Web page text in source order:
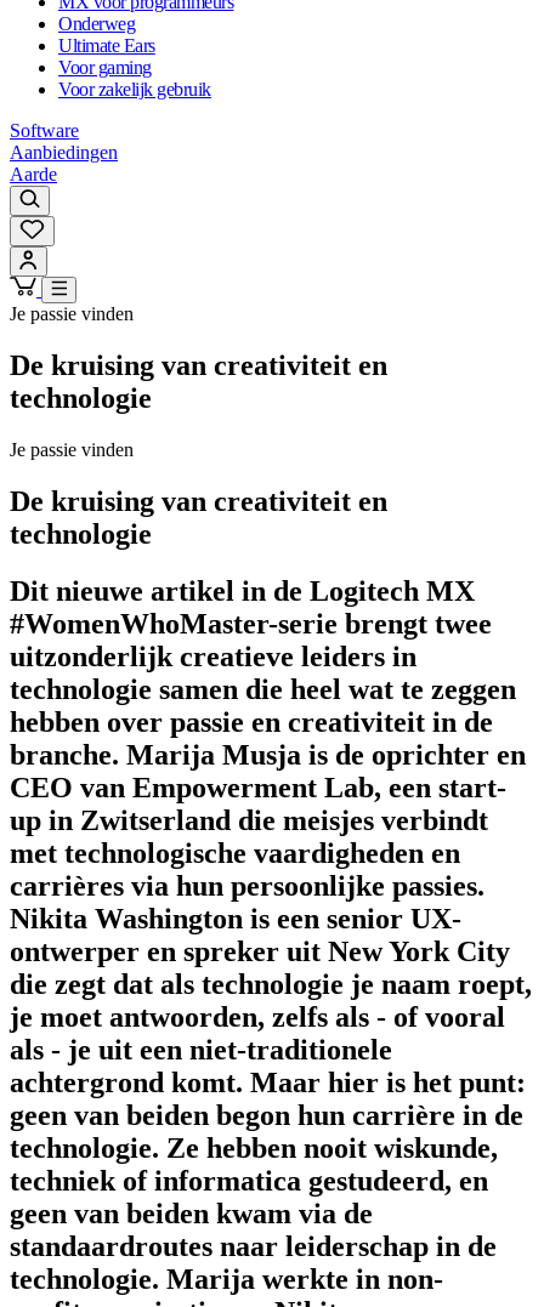
Onderweg
Ultimate Ears
Voor gaming
Voor zakelijk gebruik
Software
Aanbiedingen
Aarde
Je passie vinden
De kruising van creativiteit en
technologie
Je passie vinden
De kruising van creativiteit en
technologie
Dit nieuwe artikel in de Logitech MX
#WomenWhoMaster-serie brengt twee
uitzonderlijk creatieve leiders in
technologie samen die heel wat te zeggen
hebben over passie en creativiteit in de
branche. Marija Musja is de oprichter en
CEO van Empowerment Lab, een start-
up in Zwitserland die meisjes verbindt
met technologische vaardigheden en
carrières via hun persoonlijke passies.
Nikita Washington is een senior UX-
ontwerper en spreker uit New York City
die zegt dat als technologie je naam roept,
je moet antwoorden, zelfs als - of vooral
als - je uit een niet-traditionele
achtergrond komt. Maar hier is het punt:
geen van beiden begon hun carrière in de
technologie. Ze hebben nooit wiskunde,
techniek of informatica gestudeerd, en
geen van beiden kwam via de
standaardroutes naar leiderschap in de
technologie. Marija werkte in non-